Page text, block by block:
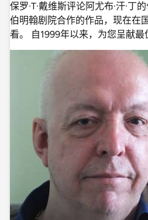
保罗·T·戴维斯评论阿尤布·汗·丁
伯明翰剧院合作的作品，现在在
看。 自1999年以来，为您呈献最